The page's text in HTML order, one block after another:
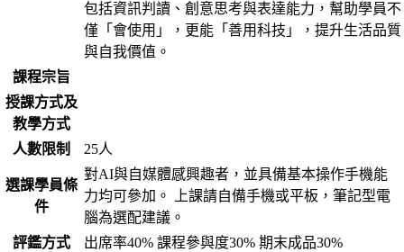
包括資訊判讀、創意思考與表達能力，幫助學員不
僅「會使用」，更能「善用科技」，提升生活品質
與自我價值。
課程宗旨
授課方式及
教學方式
人數限制
25人
選課學員條
件
對AI與自媒體感興趣者，並具備基本操作手機能
力均可參加。 上課請自備手機或平板，筆記型電
腦為選配建議。
評鑑方式
出席率40% 課程參與度30% 期末成品30%